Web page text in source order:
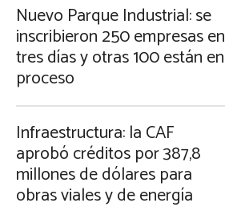
Nuevo Parque Industrial: se
inscribieron 250 empresas en
tres días y otras 100 están en
proceso
Infraestructura: la CAF
aprobó créditos por 387,8
millones de dólares para
obras viales y de energía